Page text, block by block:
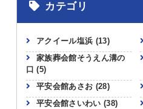
カテゴリ
アクイール塩浜 (13)
家族葬会館そうえん溝の
口(5)
平安会館あさお (28)
平安会館さいわい (38)